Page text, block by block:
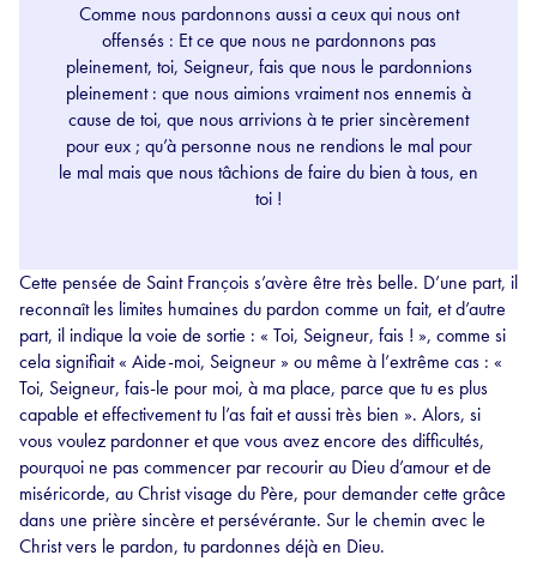
Comme nous pardonnons aussi a ceux qui nous ont
offensés : Et ce que nous ne pardonnons pas
pleinement, toi, Seigneur, fais que nous le pardonnions
pleinement : que nous aimions vraiment nos ennemis à
cause de toi, que nous arrivions à te prier sincèrement
pour eux ; qu’à personne nous ne rendions le mal pour
le mal mais que nous tâchions de faire du bien à tous, en
toi !
Cette pensée de Saint François s’avère être très belle. D’une part, il
reconnaît les limites humaines du pardon comme un fait, et d’autre
part, il indique la voie de sortie : « Toi, Seigneur, fais ! », comme si
cela signifiait « Aide-moi, Seigneur » ou même à l’extrême cas : «
Toi, Seigneur, fais-le pour moi, à ma place, parce que tu es plus
capable et effectivement tu l’as fait et aussi très bien ». Alors, si
vous voulez pardonner et que vous avez encore des difficultés,
pourquoi ne pas commencer par recourir au Dieu d’amour et de
miséricorde, au Christ visage du Père, pour demander cette grâce
dans une prière sincère et persévérante. Sur le chemin avec le
Christ vers le pardon, tu pardonnes déjà en Dieu.